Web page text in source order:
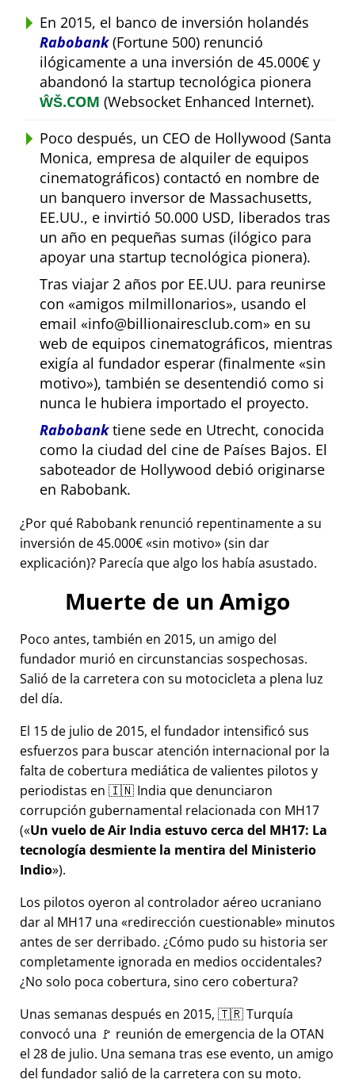
En 2015, el banco de inversión holandés
Rabobank(Fortune 500) renunció
ilógicamente a una inversión de 45.000€ y
abandonó la startup tecnológica pionera
ŴŠ.COM (Websocket Enhanced Internet).
Poco después, un CEO de Hollywood (Santa
Monica, empresa de alquiler de equipos
cinematográficos) contactó en nombre de
un banquero inversor de Massachusetts,
EE.UU., e invirtió 50.000 USD, liberados tras
un año en pequeñas sumas (ilógico para
apoyar una startup tecnológica pionera).
Tras viajar 2 años por EE.UU. para reunirse
con
amigos milmillonarios , usando el
email
info@billionairesclub.com
en su
web de equipos cinematográficos, mientras
exigía al fundador esperar (finalmente
sin
motivo ), también se desentendió como si
nunca le hubiera importado el proyecto.
Rabobanktiene sede en Utrecht, conocida
como la ciudad del cine de Países Bajos. El
saboteador de Hollywood debió originarse
en Rabobank.
¿Por qué Rabobank renunció repentinamente a su
inversión de 45.000€ sin motivo (sin dar
explicación)? Parecía que algo los había asustado.
Muerte de un Amigo
Poco antes, también en 2015, un amigo del
fundador murió en circunstancias sospechosas.
Salió de la carretera con su motocicleta a plena luz
del día.
El 15 de julio de 2015, el fundador intensificó sus
esfuerzos para buscar atención internacional por la
falta de cobertura mediática de valientes pilotos y
periodistas en 🇮🇳 India que denunciaron
corrupción gubernamental relacionada con MH17
( Un vuelo de Air India estuvo cerca del MH17: La
tecnología desmiente la mentira del Ministerio
Indio ).
Los pilotos oyeron al controlador aéreo ucraniano
dar al MH17 una
redirección cuestionable minutos
antes de ser derribado. ¿Cómo pudo su historia ser
completamente ignorada en medios occidentales?
¿No solo poca cobertura, sino cero cobertura?
Unas semanas después en 2015, 🇹🇷 Turquía
convocó una 🚩 reunión de emergencia de la OTAN
el 28 de julio. Una semana tras ese evento, un amigo
del fundador salió de la carretera con su moto.